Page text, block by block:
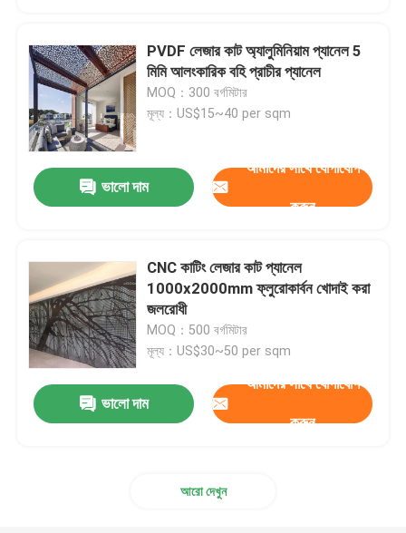
বাড়ি
PVDF লেজার কাট অ্যালুমিনিয়াম প্যানেল 5
মিমি আলংকারিক বহি প্রাচীর প্যানেল
MOQ：300 বর্গমিটার
মূল্য：US$15~40 per sqm
ভালো দাম
আমাদের সাথে যোগাযোগ
করুন
CNC কাটিং লেজার কাট প্যানেল
1000x2000mm ফ্লুরোকার্বন খোদাই করা
জলরোধী
MOQ：500 বর্গমিটার
মূল্য：US$30~50 per sqm
ভালো দাম
আমাদের সাথে যোগাযোগ
করুন
আরো দেখুন